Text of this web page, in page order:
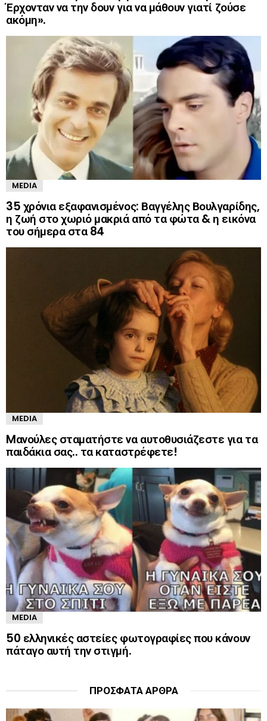
Έρχονταν να την δουν για να μάθουν γιατί ζούσε
ακόμη».
MEDIA
35 χρόνια εξαφανισμένος: Βαγγέλης Βουλγαρίδης,
η ζωή στο χωριό μακριά από τα φώτα & η εικόνα
του σήμερα στα 84
MEDIA
Mανούλες σταματήστε να αυτοθυσιάζεστε για τα
παιδάκια σας.. τα καταστρέφετε!
MEDIA
50 ελληνικές αστείες φωτογραφίες που κάνουν
πάταγο αυτή την στιγμή.
ΠΡΌΣΦΑΤΑ ΆΡΘΡΑ